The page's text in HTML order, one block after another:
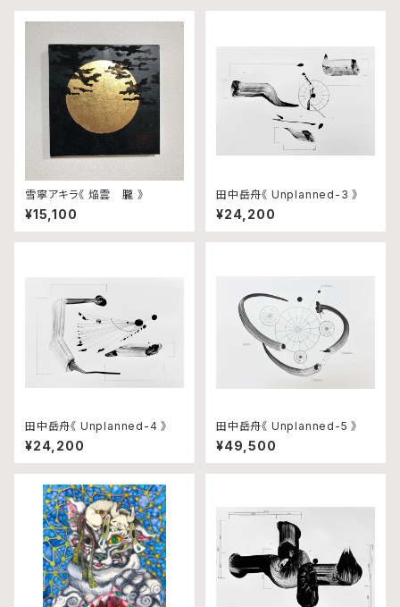
雪寧アキラ《 焔雲 朧 》
¥15,100
田中岳舟《 Unplanned-3 》
¥24,200
田中岳舟《 Unplanned-4 》
¥24,200
田中岳舟《 Unplanned-5 》
¥49,500